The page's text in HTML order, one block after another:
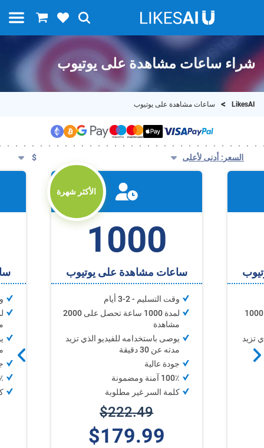
شراء ساعات مشاهدة على يوتيوب
LikesAI ساعات مشاهدة على يوتيوب
السعر: أدنى لأعلى $
لمدة 500 ساعة تحصل على 1000
تزيد
الأكثر شهرة
1000
ساعات مشاهدة على يوتيوب
وقت التسليم - 2-3 أيام
لمدة 1000 ساعة تحصل على 2000
مشاهدة
يوصى باستخدامه للفيديو الذي تزيد
مدته عن 30 دقيقة
جودة عالية
100٪ آمنة ومضمونة
كلمة السر غير مطلوبة
$222.49
$179.99